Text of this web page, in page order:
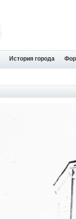
История города